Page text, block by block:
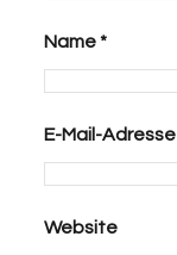
Name*
E-Mail-Adresse
Website